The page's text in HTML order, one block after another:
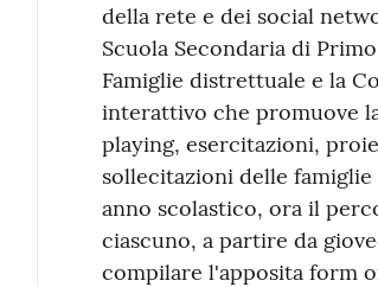
della rete e dei social
Scuola Secondaria di
Famiglie distrettuale e la
interattivo che promuove
playing, esercitazioni,
sollecitazioni delle
anno scolastico, ora il
ciascuno, a partire da
compilare l'apposita form